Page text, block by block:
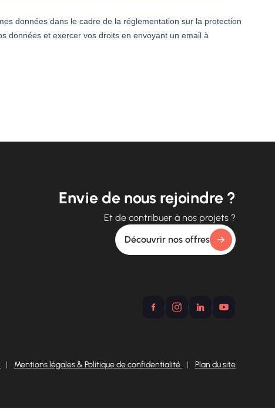
Envie de nous rejoindre ?
Et de contribuer à nos projets ?
Découvrir nos offres
| Mentions légales & Politique de confidentialité | Plan du site